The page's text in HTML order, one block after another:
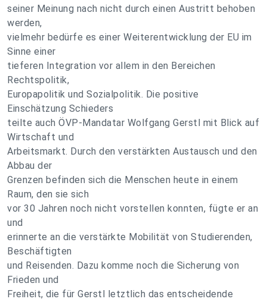
seiner Meinung nach nicht durch einen Austritt behoben
werden,
vielmehr bedürfe es einer Weiterentwicklung der EU im
Sinne einer
tieferen Integration vor allem in den Bereichen
Rechtspolitik,
Europapolitik und Sozialpolitik. Die positive
Einschätzung Schieders
teilte auch ÖVP-Mandatar Wolfgang Gerstl mit Blick auf
Wirtschaft und
Arbeitsmarkt. Durch den verstärkten Austausch und den
Abbau der
Grenzen befinden sich die Menschen heute in einem
Raum, den sie sich
vor 30 Jahren noch nicht vorstellen konnten, fügte er an
und
erinnerte an die verstärkte Mobilität von Studierenden,
Beschäftigten
und Reisenden. Dazu komme noch die Sicherung von
Frieden und
Freiheit, die für Gerstl letztlich das entscheidende